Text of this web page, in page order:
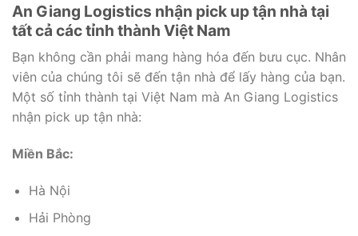
An Giang Logistics nhận pick up tận nhà tại
tất cả các tỉnh thành Việt Nam
Bạn không cần phải mang hàng hóa đến bưu cục. Nhân
viên của chúng tôi sẽ đến tận nhà để lấy hàng của bạn.
Một số tỉnh thành tại Việt Nam mà An Giang Logistics
nhận pick up tận nhà:
Miền Bắc:
Hà Nội
Hải Phòng